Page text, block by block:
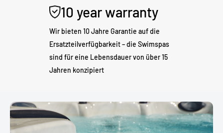
10 year warranty
Wir bieten 10 Jahre Garantie auf die
Ersatzteilverfügbarkeit – die Swimspas
sind für eine Lebensdauer von über 15
Jahren konzipiert